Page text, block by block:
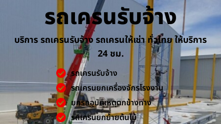
รถเครนรับจ้าง
บริการ รถเครนรับจ้าง รถเครนให้เช่า ทั่วไทย ให้บริการ
24 ชม.
รถเครนรับจ้าง
รถเครนยกเครื่องจักรโรงงาน
ยกรถอุบัติเหตุตกข้างทาง
รถเครนยกย้ายต้นไม้